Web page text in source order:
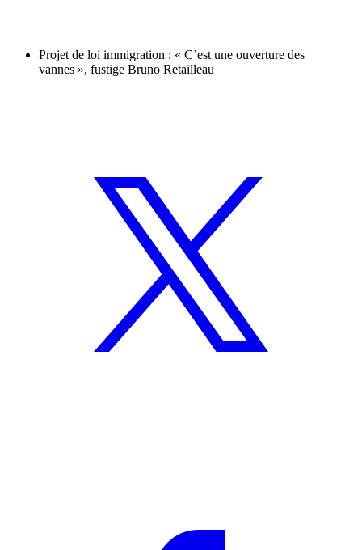
Projet de loi immigration : « C’est une ouverture des
vannes », fustige Bruno Retailleau